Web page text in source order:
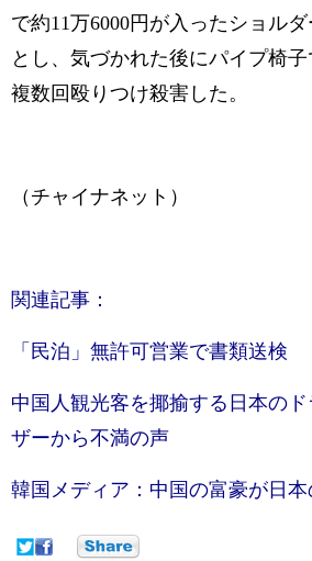
で約11万6000円が入ったショル
とし、気づかれた後にパイプ椅
複数回殴りつけ殺害した。
（チャイナネット）
関連記事：
「民泊」無許可営業で書類送検
中国人観光客を揶揄する日本の
ザーから不満の声
韓国メディア：中国の富豪が日